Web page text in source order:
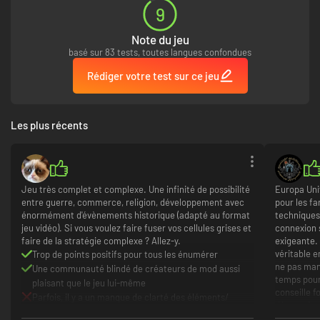
Contrôlez le commerce en développant votre puissance commerciale
dans les provinces stratégiques, en utilisant les navires et la politique
gouvernementale pour acheminer la richesse du monde vers vos propres
Formez des alliances de fer cimentées par des mariages royaux ou jouez
ennemis sont faibles, en utilisant vos armées pour vous emparer de
nouvelles terres et d'éventuelles nouvelles richesses.
Le rythme de développement de votre nation sera fortement influencé
par la personne qui se trouve sur le trône. Vous pouvez connaître un
développement rapide sous un monarque compétent pour ensuite voir les
choses se dégrader lorsqu'un héritier inapte prend la relève. Vous devez
donc planifier l'avenir en utilisant judicieusement votre puissance de
dirigeant.
9
Note du jeu
basé sur 83 tests, toutes langues confondues
Rédiger votre test sur ce jeu
Les plus récents
Jeu très complet et complexe. Une infinité de possibilité
entre guerre, commerce, religion, développement avec
énormément d'évènements historique (adapté au format
jeu vidéo). Si vous voulez faire fuser vos cellules grises et
faire de la stratégie complexe ? Allez-y.
Trop de points positifs pour tous les énumérer
Une communauté blindé de créateurs de mod aussi
plaisant que le jeu lui-même
Europa
pour les
connexion
véritable
ne pas
temps
conseille